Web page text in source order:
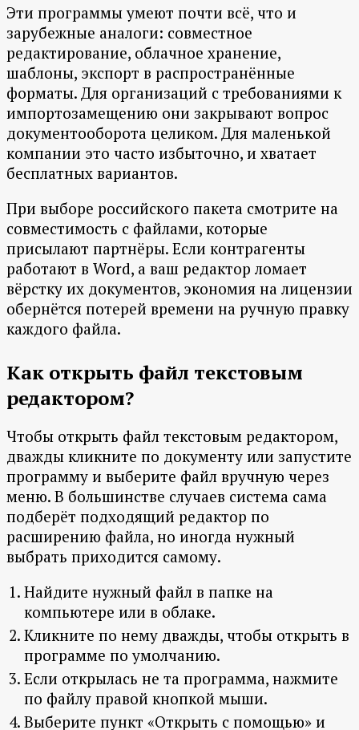
Эти программы умеют почти всё, что и
зарубежные аналоги: совместное
редактирование, облачное хранение,
шаблоны, экспорт в распространённые
форматы. Для организаций с требованиями к
импортозамещению они закрывают вопрос
документооборота целиком. Для маленькой
компании это часто избыточно, и хватает
бесплатных вариантов.
При выборе российского пакета смотрите на
совместимость с файлами, которые
присылают партнёры. Если контрагенты
работают в Word, а ваш редактор ломает
вёрстку их документов, экономия на лицензии
обернётся потерей времени на ручную правку
каждого файла.
Как открыть файл текстовым
редактором?
Чтобы открыть файл текстовым редактором,
дважды кликните по документу или запустите
программу и выберите файл вручную через
меню. В большинстве случаев система сама
подберёт подходящий редактор по
расширению файла, но иногда нужный
выбрать приходится самому.
Найдите нужный файл в папке на
компьютере или в облаке.
Кликните по нему дважды, чтобы открыть в
программе по умолчанию.
Если открылась не та программа, нажмите
по файлу правой кнопкой мыши.
Выберите пункт «Открыть с помощью» и